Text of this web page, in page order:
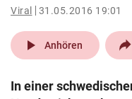
pin_drop
Wien
Viral 31.05.2016 19:01
play_arrow Anhören
In einer